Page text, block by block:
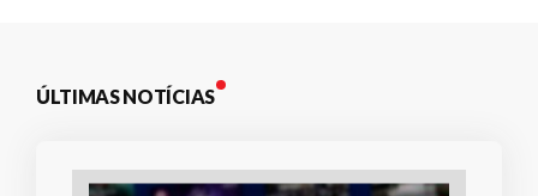
ÚLTIMAS NOTÍCIAS